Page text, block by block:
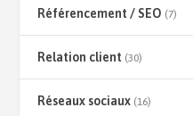
Référencement / SEO (7)
Relation client (30)
Réseaux sociaux (16)